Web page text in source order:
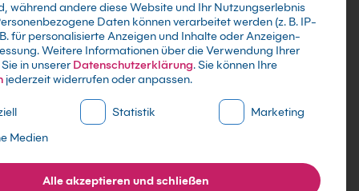
Suchen
während andere diese Website und Ihr Nutzungserlebnis
Daten können verarbeitet werden (z. B. IP-
für personalisierte Anzeigen und Inhalte oder Anzeigen-
Weitere Informationen über die Verwendung Ihrer
in unserer Datenschutzerklärung.Sie können Ihre
jederzeit widerrufen oder anpassen.
Liste der Service-Gruppen, für die eine Einwilligung
Statistik
Marketing
Medien
Alle akzeptieren und schließen